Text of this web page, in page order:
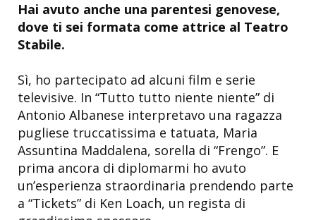
Hai avuto anche una parentesi genovese,
dove ti sei formata come attrice al Teatro
Stabile.
Sì, ho partecipato ad alcuni film e serie
televisive. In “Tutto tutto niente niente” di
Antonio Albanese interpretavo una ragazza
pugliese truccatissima e tatuata, Maria
Assuntina Maddalena, sorella di “Frengo”. E
prima ancora di diplomarmi ho avuto
un’esperienza straordinaria prendendo parte
a “Tickets” di Ken Loach, un regista di